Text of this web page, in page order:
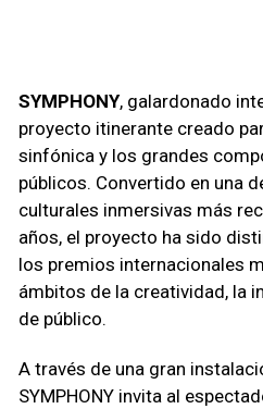
SYMPHONY, galardonado
proyecto itinerante creado
sinfónica y los grandes
públicos. Convertido en una
culturales inmersivas más
años, el proyecto ha sido
los premios internacionales
ámbitos de la creatividad, la
de público.
A través de una gran
SYMPHONY invita al